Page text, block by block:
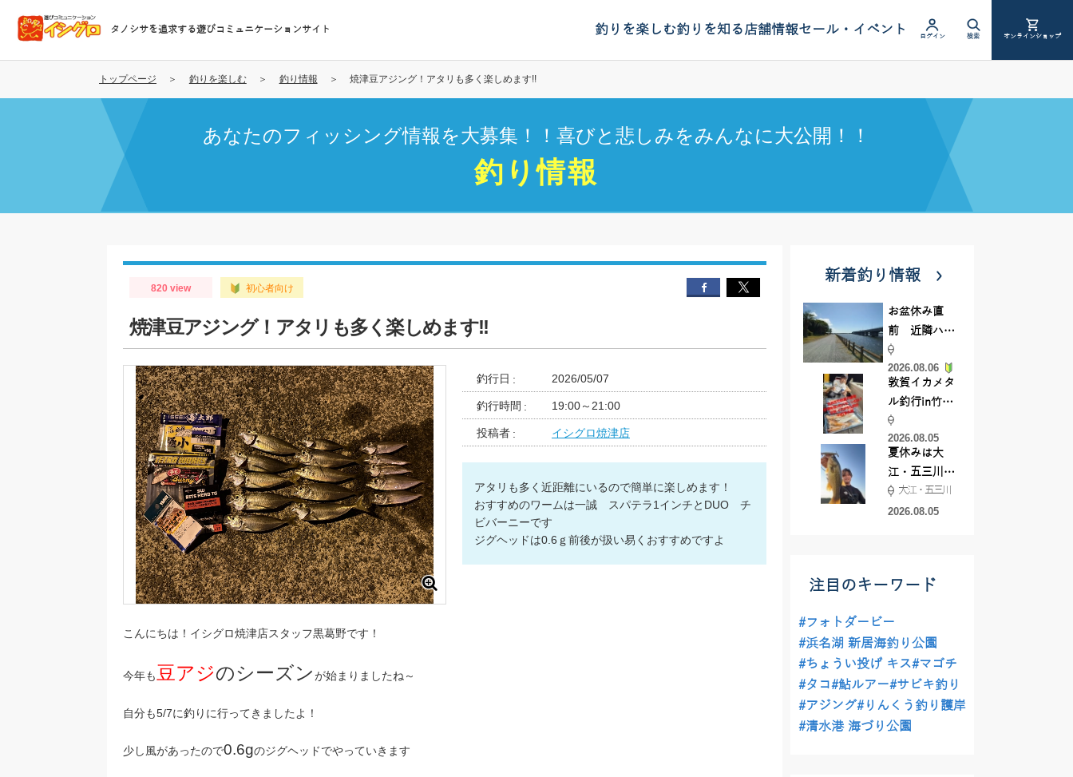
コ
テ
タノシサを追求する遊びコミュニケーションサイト 釣りを楽しむ釣りを知る店舗情報セール・イベント ログイン 検索 オンラインショップ
トップページ 釣りを楽しむ 釣り情報 焼津豆アジング！アタリも多く楽しめます!!
あなたのフィッシング情報を大募集！！喜びと悲しみをみんなに大公開！！
釣り情報
820 view 初心者向け
焼津豆アジング！アタリも多く楽しめます!!
釣行日 2026/05/07
釣行時間 19:00～21:00
投稿者 イシグロ焼津店
アタリも多く近距離にいるので簡単に楽しめます！
おすすめのワームは一誠 スパテラ1インチとDUO チ
ビバーニーです
ジグヘッドは0.6ｇ前後が扱い易くおすすめですよ
こんにちは！イシグロ焼津店スタッフ黒葛野です！
今年も豆アジのシーズンが始まりましたね～
自分も5/7に釣りに行ってきましたよ！
少し風があったので0.6gのジグヘッドでやっていきます
新着釣り情報
お盆休み直
前 近隣ハゼ
釣り場調査し
てきました
2026.08.06
敦賀イカメタ
ル釣行in竹宝
丸様 釣り方で
釣果が激変！
竿頭を取った
パターンと
は？
2026.08.05
夏休みは大
江・五三川で
バスフィッシ
ング♪
大江・五三川
2026.08.05
注目のキーワード
#フォトダービー
#浜名湖 新居海釣り公園
#ちょうい投げ キス#マゴチ
#タコ#鮎ルアー#サビキ釣り
#アジング#りんくう釣り護岸
#清水港 海づり公園